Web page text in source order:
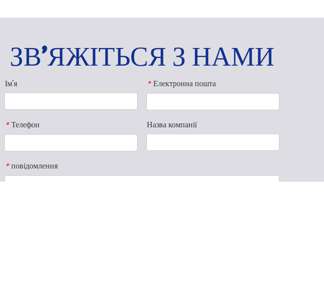
ЗВ'ЯЖІТЬСЯ З НАМИ
Ім'я * Електронна пошта
* Телефон Назва компанії
* повідомлення